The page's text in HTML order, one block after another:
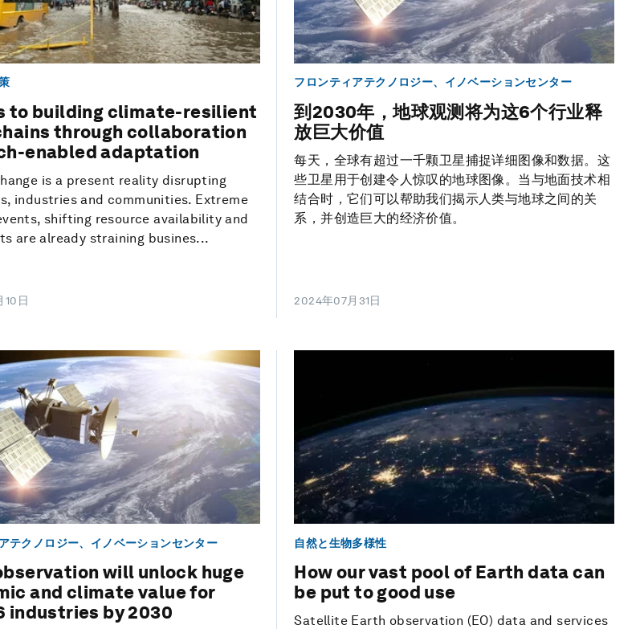
to building climate-resilient
through collaboration
enabled adaptation
is a present reality disrupting
industries and communities. Extreme
shifting resource availability and
are already straining busines...
日
フロンティアテクノロジー、イノベーションセンター
到2030年，地球观测将为这6个行业释
放巨大价值
每天，全球有超过一千颗卫星捕捉详细图像和数据。这
些卫星用于创建令人惊叹的地球图像。当与地面技术相
结合时，它们可以帮助我们揭示人类与地球之间的关
系，并创造巨大的经济价值。
2024年07月31日
テクノロジー、イノベーションセンター
will unlock huge
and climate value for
industries by 2030
自然と生物多様性
How our vast pool of Earth data can
be put to good use
Satellite Earth observation (EO) data and services